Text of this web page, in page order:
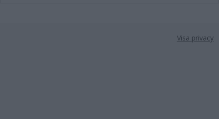
Visa privacy